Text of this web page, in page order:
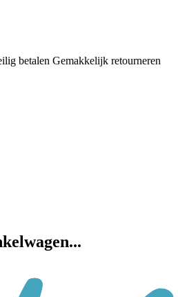
betalen Gemakkelijk retourneren